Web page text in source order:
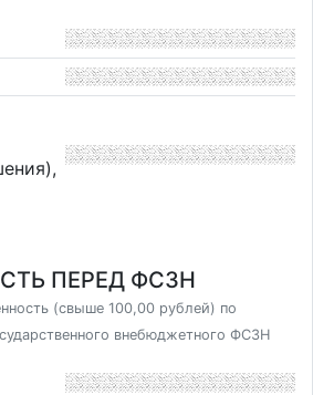
ПЕРЕД ФСЗН
(свыше 100,00 рублей) по
внебюджетного ФСЗН